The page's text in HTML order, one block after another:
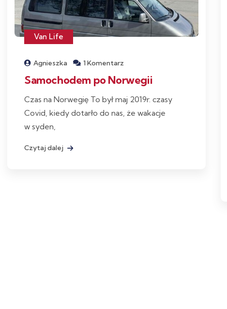
Van Life
Agnieszka 1 Komentarz
Samochodem po Norwegii
Czas na Norwegię To był maj 2019r. czasy
Covid, kiedy dotarło do nas, że wakacje
w syden,
Czytaj dalej